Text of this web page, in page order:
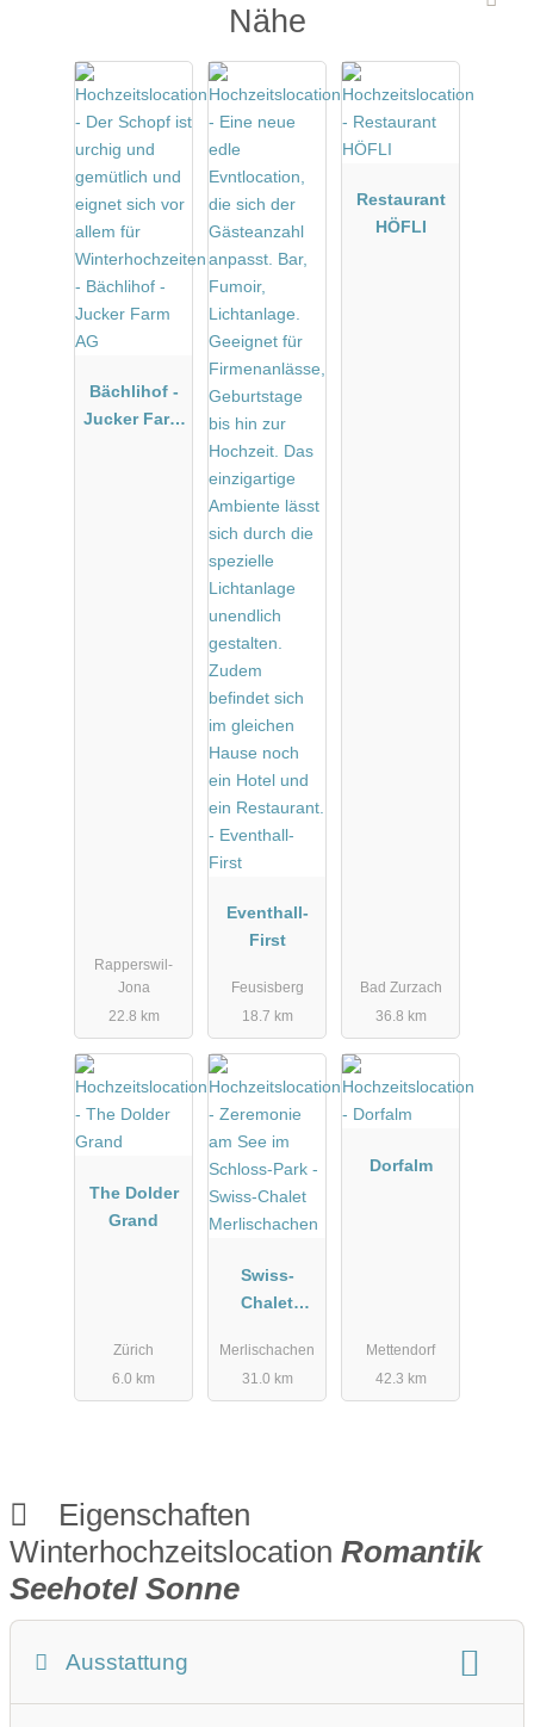
Nähe
Bächlihof -
Jucker Farm
Rapperswil-
Jona
22.8 km
Eventhall-
First
Feusisberg
18.7 km
Restaurant
HÖFLI
Bad Zurzach
36.8 km
The Dolder
Grand
Zürich
6.0 km
Swiss-
Chalet
en
Merlischachen
31.0 km
Dorfalm
Mettendorf
42.3 km
Eigenschaften
Winterhochzeitslocation Romantik
Seehotel Sonne
Ausstattung